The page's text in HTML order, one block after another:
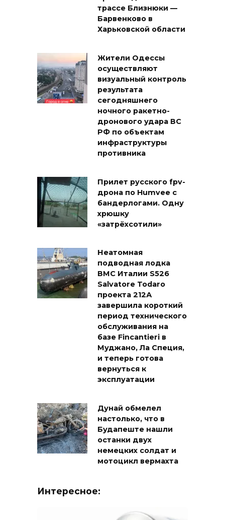
трассе Близнюки —
Барвенково в
Харьковской области
Жители Одессы
осуществляют
визуальный контроль
результата
сегодняшнего
ночного ракетно-
дронового удара ВС
РФ по объектам
инфраструктуры
противника
Прилет русского fpv-
дрона по Humvee с
бандерлогами. Одну
хрюшку
«затрёхсотили»
Неатомная
подводная лодка
ВМС Италии S526
Salvatore Todaro
проекта 212А
завершила короткий
период технического
обслуживания на
базе Fincantieri в
Муджано, Ла Специя,
и теперь готова
вернуться к
эксплуатации
Дунай обмелел
настолько, что в
Будапеште нашли
останки двух
немецких солдат и
мотоцикл вермахта
Интересное: